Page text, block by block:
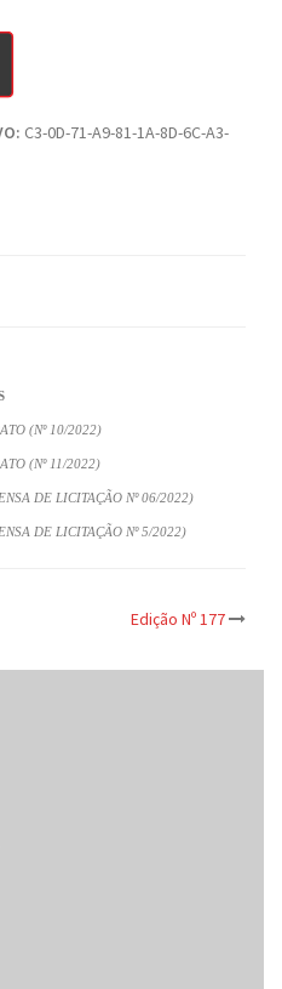
C3-0D-71-A9-81-1A-8D-6C-A3-
(Nº 10/2022)
(Nº 11/2022)
DE LICITAÇÃO Nº 06/2022)
DE LICITAÇÃO Nº 5/2022)
Edição Nº 177